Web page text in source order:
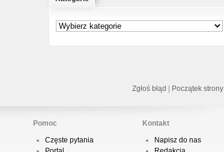
Prod. Chubeats, Scratch:…
KrisBo - Cienie
Zgłoś błąd | Początek strony
Pomoc
Częste pytania
Kontakt
Napisz do nas